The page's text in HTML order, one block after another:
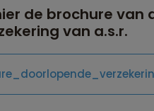
de brochure van
van a.s.r.